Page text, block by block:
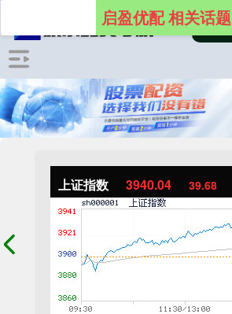
上证指数 3940.04 39.68
启盈优配 相关话题